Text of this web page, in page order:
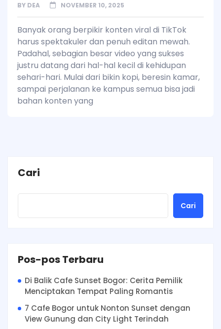
BY DEA NOVEMBER 10, 2025
Banyak orang berpikir konten viral di TikTok
harus spektakuler dan penuh editan mewah.
Padahal, sebagian besar video yang sukses
justru datang dari hal-hal kecil di kehidupan
sehari-hari. Mulai dari bikin kopi, beresin kamar,
sampai perjalanan ke kampus semua bisa jadi
bahan konten yang
Cari
Cari
Pos-pos Terbaru
Di Balik Cafe Sunset Bogor: Cerita Pemilik
Menciptakan Tempat Paling Romantis
7 Cafe Bogor untuk Nonton Sunset dengan
View Gunung dan City Light Terindah